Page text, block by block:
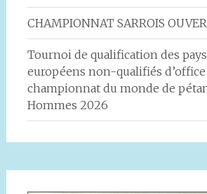
CHAMPIONNAT SARROIS
Tournoi de qualification des pays
européens non-qualifiés
championnat du monde de
Hommes 2026